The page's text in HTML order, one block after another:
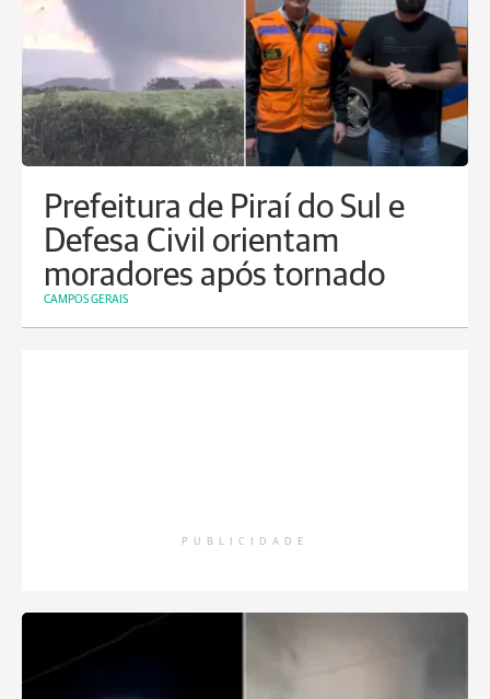
Prefeitura de Piraí do Sul e
Defesa Civil orientam
moradores após tornado
CAMPOS GERAIS
PUBLICIDADE